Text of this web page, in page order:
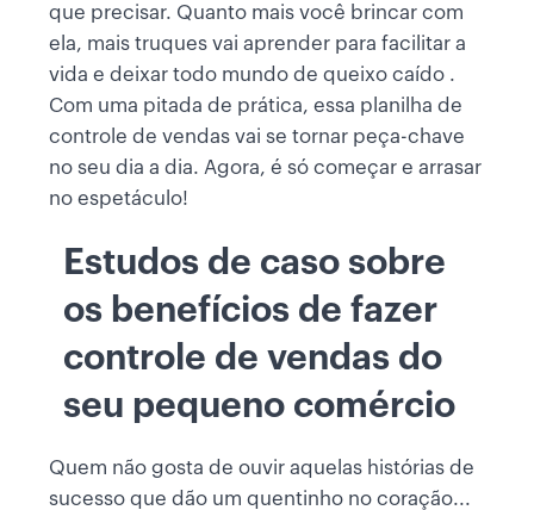
que precisar. Quanto mais você brincar com
ela, mais truques vai aprender para facilitar a
vida e deixar todo mundo de queixo caído .
Com uma pitada de prática, essa planilha de
controle de vendas vai se tornar peça-chave
no seu dia a dia. Agora, é só começar e arrasar
no espetáculo!
Estudos de caso sobre
os benefícios de fazer
controle de vendas do
seu pequeno comércio
Quem não gosta de ouvir aquelas histórias de
sucesso que dão um quentinho no coração...